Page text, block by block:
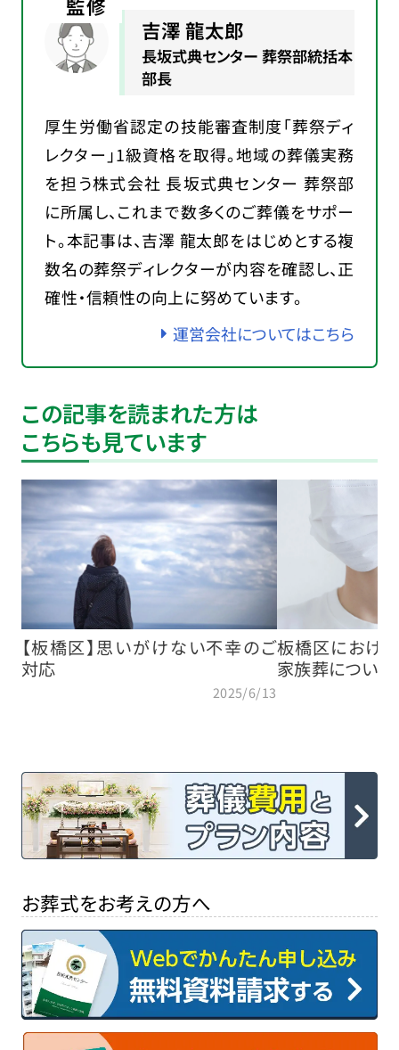
監修
吉澤 龍太郎
長坂式典センター 葬祭部統括本
部長
厚生労働省認定の技能審査制度「葬祭ディ
レクター」1級資格を取得。地域の葬儀実務
を担う株式会社 長坂式典センター 葬祭部
に所属し、これまで数多くのご葬儀をサポー
ト。本記事は、吉澤 龍太郎をはじめとする複
数名の葬祭ディレクターが内容を確認し、正
確性・信頼性の向上に努めています。
運営会社についてはこちら
この記事を読まれた方は
こちらも見ています
【板橋区】思いがけない不幸のご
対応
2025/6/13
板橋区におけ
家族葬について
お葬式をお考えの方へ